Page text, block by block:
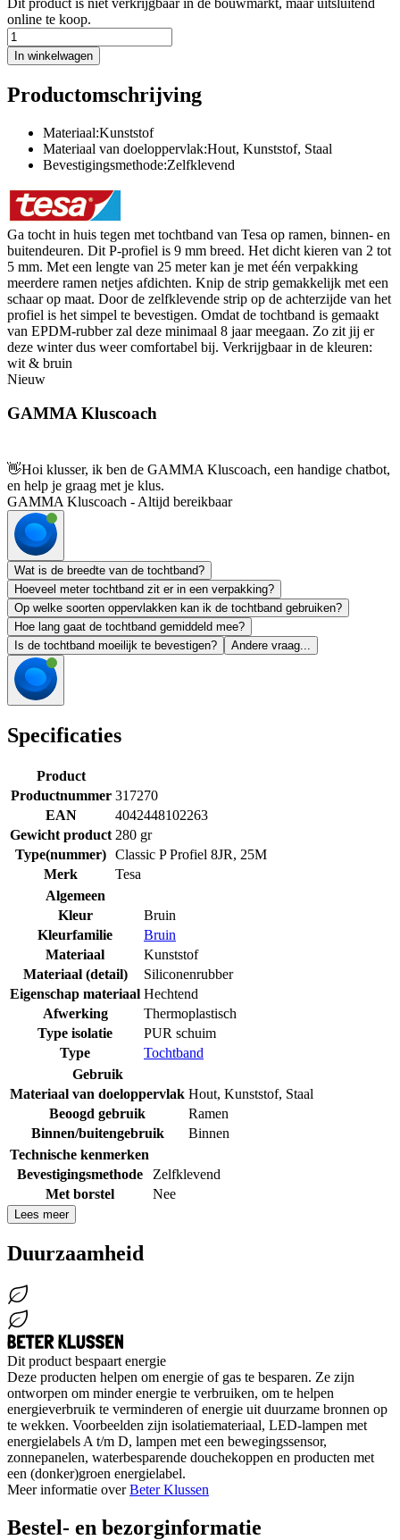
online te koop.
In winkelwagen
Productomschrijving
Materiaal:Kunststof
Materiaal van doeloppervlak:Hout, Kunststof, Staal
Bevestigingsmethode:Zelfklevend
Ga tocht in huis tegen met tochtband van Tesa op ramen, binnen- en
buitendeuren. Dit P-profiel is 9 mm breed. Het dicht kieren van 2 tot
5 mm. Met een lengte van 25 meter kan je met één verpakking
meerdere ramen netjes afdichten. Knip de strip gemakkelijk met een
schaar op maat. Door de zelfklevende strip op de achterzijde van het
profiel is het simpel te bevestigen. Omdat de tochtband is gemaakt
van EPDM-rubber zal deze minimaal 8 jaar meegaan. Zo zit jij er
deze winter dus weer comfortabel bij. Verkrijgbaar in de kleuren:
wit & bruin
Nieuw
GAMMA Kluscoach
👋Hoi klusser, ik ben de GAMMA Kluscoach, een handige chatbot,
en help je graag met je klus.
GAMMA Kluscoach - Altijd bereikbaar
Wat is de breedte van de tochtband?
Hoeveel meter tochtband zit er in een verpakking?
Op welke soorten oppervlakken kan ik de tochtband gebruiken?
Hoe lang gaat de tochtband gemiddeld mee?
Is de tochtband moeilijk te bevestigen?
Andere vraag...
Specificaties
Product
Productnummer 317270
EAN
4042448102263
Gewicht product 280 gr
Type(nummer) Classic P Profiel 8JR, 25M
Merk
Tesa
Algemeen
Kleur
Bruin
Kleurfamilie
Bruin
Materiaal
Kunststof
Materiaal (detail)
Siliconenrubber
Eigenschap materiaal Hechtend
Afwerking
Thermoplastisch
Type isolatie
PUR schuim
Type
Tochtband
Gebruik
Materiaal van doeloppervlak Hout, Kunststof, Staal
Beoogd gebruik
Ramen
Binnen/buitengebruik
Binnen
Technische kenmerken
Bevestigingsmethode
Zelfklevend
Met borstel
Nee
Lees meer
Duurzaamheid
Dit product bespaart energie
Deze producten helpen om energie of gas te besparen. Ze zijn
ontworpen om minder energie te verbruiken, om te helpen
energieverbruik te verminderen of energie uit duurzame bronnen op
te wekken. Voorbeelden zijn isolatiemateriaal, LED-lampen met
energielabels A t/m D, lampen met een bewegingssensor,
zonnepanelen, waterbesparende douchekoppen en producten met
een (donker)groen energielabel.
Meer informatie overBeter Klussen
Bestel- en bezorginformatie